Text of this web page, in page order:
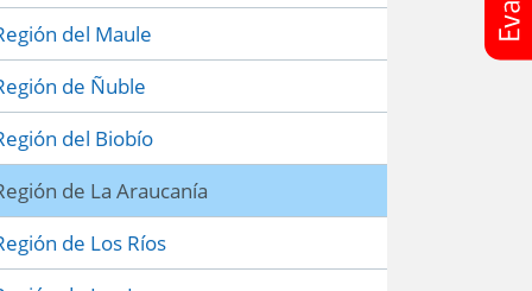
del Maule
de Ñuble
del Biobío
de La Araucanía
de Los Ríos